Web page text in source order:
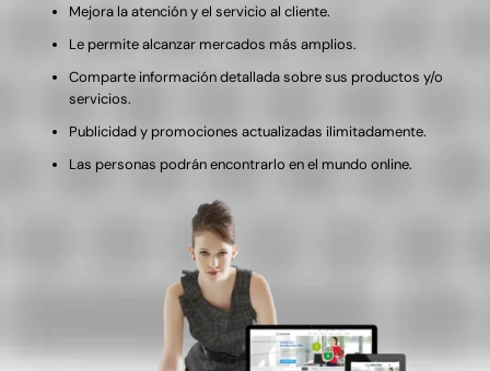
Mejora la atención y el servicio al cliente.
Le permite alcanzar mercados más amplios.
Comparte información detallada sobre sus productos y/o
servicios.
Publicidad y promociones actualizadas ilimitadamente.
Las personas podrán encontrarlo en el mundo online.